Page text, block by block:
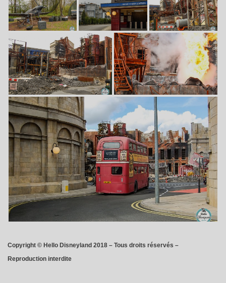
Copyright © Hello Disneyland 2018 – Tous droits réservés –
Reproduction interdite